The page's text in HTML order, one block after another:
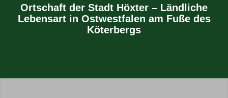
Ortschaft der Stadt Höxter – Ländliche
Lebensart in Ostwestfalen am Fuße des
Köterbergs